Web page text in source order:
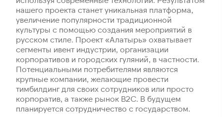
нашего проекта станет уникальная платформа,
увеличение популярности традиционной
культуры с помощью создания мероприятий в
русском стиле. Проект «Алатырь» охватывает
сегменты ивент индустрии, организации
корпоративов и городских гуляний, в частности.
Потенциальными потребителями являются
крупные компании, желающие провести
тимбилдинг для своих сотрудников или просто
корпоратив, а также рынок B2C. В будущем
планируется сотрудничество с государством.